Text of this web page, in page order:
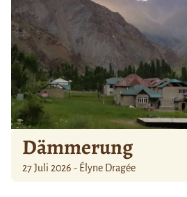
Dämmerung
27 Juli 2026 - Élyne Dragée